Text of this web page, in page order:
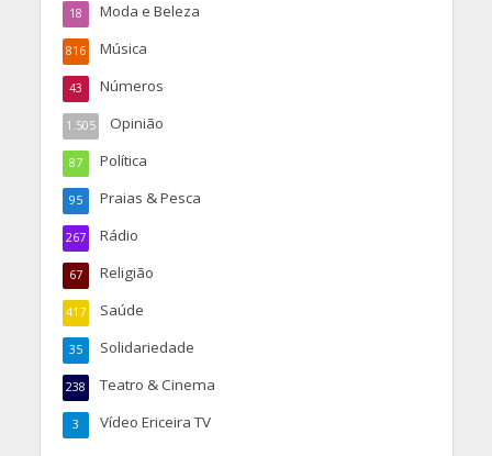
Moda e Beleza
18
Música
816
Números
43
Opinião
1.505
Política
87
Praias & Pesca
95
Rádio
267
Religião
67
Saúde
417
Solidariedade
35
Teatro & Cinema
238
Vídeo Ericeira TV
3